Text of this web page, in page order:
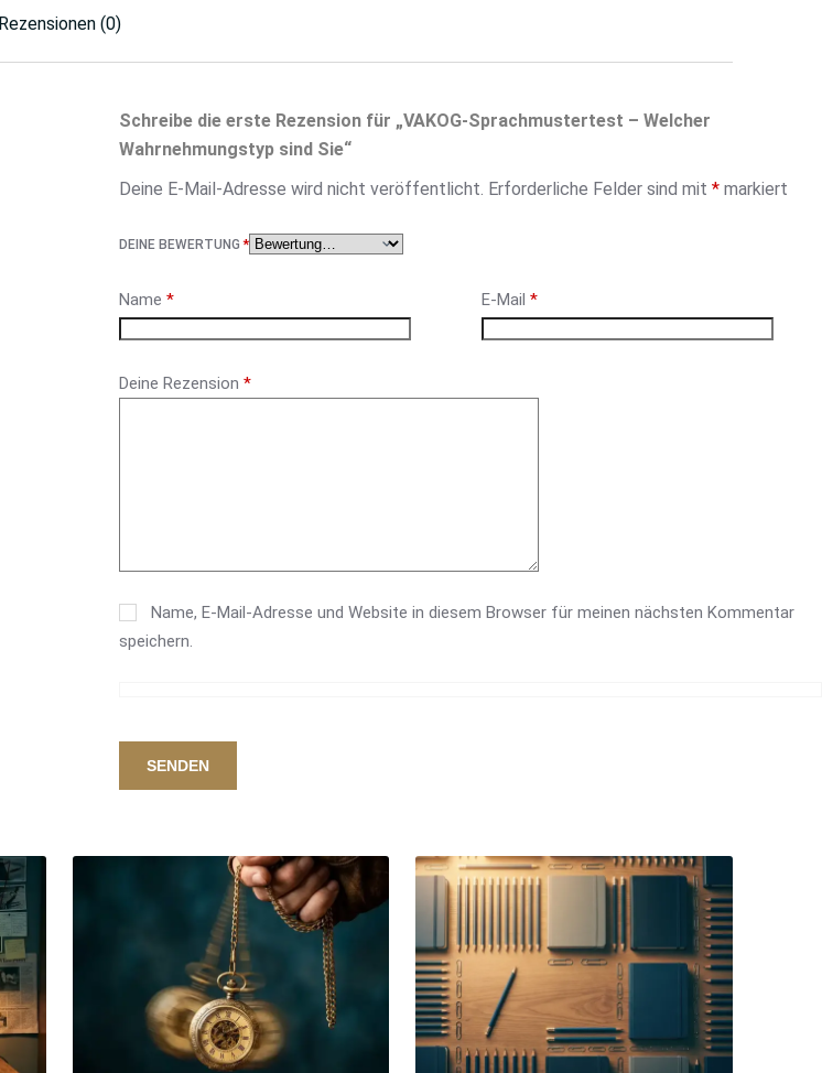
Rezensionen (0)
Schreibe die erste Rezension für „VAKOG-Sprachmustertest – Welcher
Wahrnehmungstyp sind Sie“
Deine E-Mail-Adresse wird nicht veröffentlicht. Erforderliche Felder sind mit *markiert
DEINE BEWERTUNG*
Name * E-Mail *
Deine Rezension *
Name, E-Mail-Adresse und Website in diesem Browser für meinen nächsten Kommentar
speichern.
SENDEN